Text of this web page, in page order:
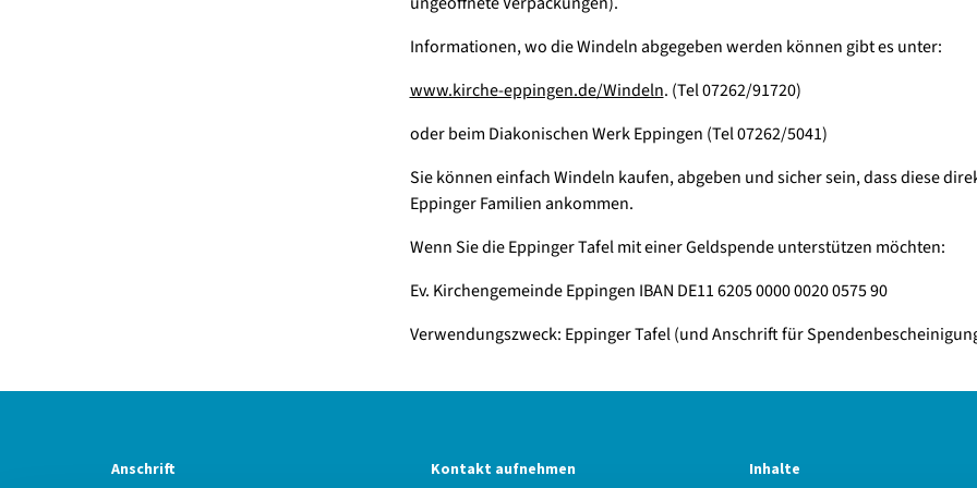
Informationen, wo die Windeln abgegeben werden können gibt es unter:
www.kirche-eppingen.de/Windeln. (Tel 07262/91720)
oder beim Diakonischen Werk Eppingen (Tel 07262/5041)
Sie können einfach Windeln kaufen, abgeben und sicher sein, dass diese
Eppinger Familien ankommen.
Wenn Sie die Eppinger Tafel mit einer Geldspende unterstützen möchten:
Ev. Kirchengemeinde Eppingen IBAN DE11 6205 0000 0020 0575 90
Verwendungszweck: Eppinger Tafel (und Anschrift für
Anschrift Kontakt aufnehmen Inhalte